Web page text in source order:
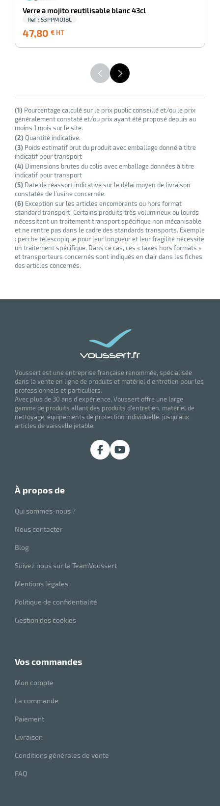
Verre a mojito reutilisable blanc 43cl
Ref : 53PPMOJBL
47,80 € HT
HT
(1) Pourcentage calculé sur le prix public conseillé et/ou le prix
généralement constaté et/ou prix ayant été proposé depuis au
moins 1 mois sur le site.
(2)Quantité indicative.
(3) Poids estimatif brut du produit avec emballage donné à titre
indicatif pour transport
(4) Dimensions brutes du colis avec emballage données à titre
indicatif pour transport
(5) Date de réassort indicative sur le délai moyen de livraison
constatée de l’usine concernée.
(6) Exception sur les articles encombrants ou hors format
standard transport. Certains produits très volumineux ou lourds
nécessitent un traitement transport spécifique non mécanisable
et ne rentre pas dans le cadre des standards transports. Exemple
: perche télescopique pour leur longueur et leur fragilité nécessite
un traitement spécifique. Dans ce cas, ces « taxes hors formats »
et transporteurs concernés sont indiqués en clair dans les fiches
des articles concernés.
Voussert est une entreprise française renommée, spécialisée
dans la vente en ligne de produits et matériel d'entretien pour les
professionnels et particuliers.
Avec plus de 30 ans d'expérience, Voussert offre une large
gamme de produits allant des produits d'entretien, matériel de
nettoyage, équipements de protection individuelle, jusqu'aux
articles de vaisselle jetable.
à propos de
Qui sommes-nous ?
Nous contacter
Blog
Suivez nous sur la TeamVoussert
Mentions légales
Politique de confidentialité
Gestion des cookies
vos commandes
Mon compte
La commande
Paiement
Livraison
Conditions générales de vente
FAQ